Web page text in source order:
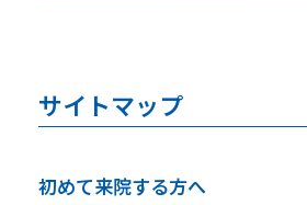
サイトマップ
初めて来院する方へ